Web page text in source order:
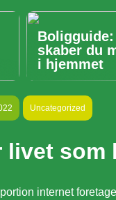
Boligguide:
skaber du
i hjemmet
Uncategorized
livet som
internet